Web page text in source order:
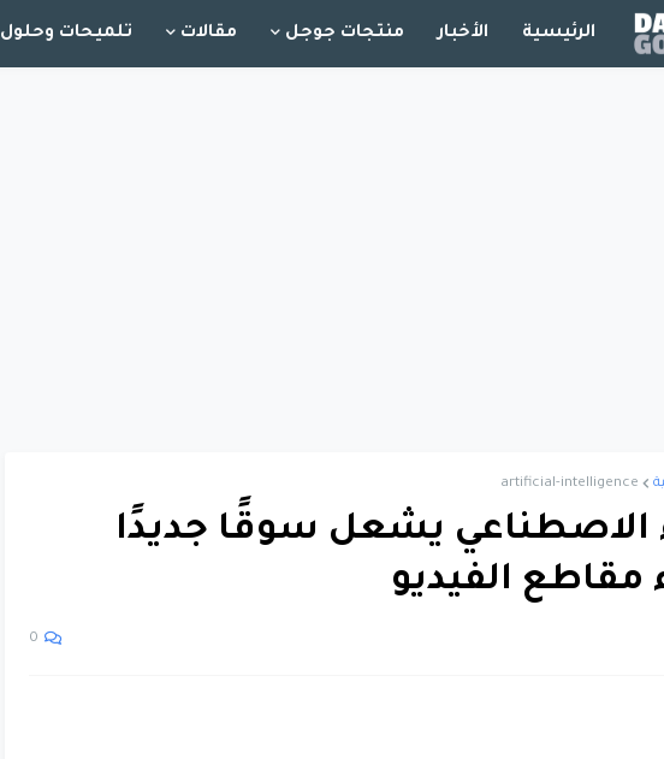
الرئيسية الأخبار منتجات جوجل مقالات تلميحات وحلول
artificial-intelligence
الاصطناعي يشعل سوقًا جديدًا
مقاطع الفيديو
0